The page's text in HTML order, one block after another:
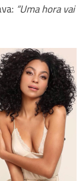
“Uma hora vai